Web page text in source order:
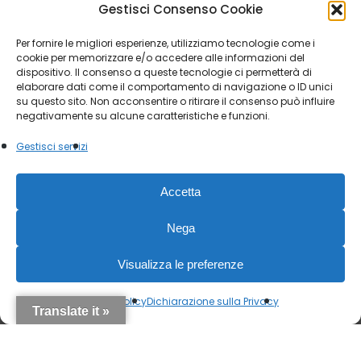
Gestisci Consenso Cookie
Per fornire le migliori esperienze, utilizziamo tecnologie come i
cookie per memorizzare e/o accedere alle informazioni del
dispositivo. Il consenso a queste tecnologie ci permetterà di
elaborare dati come il comportamento di navigazione o ID unici
su questo sito. Non acconsentire o ritirare il consenso può influire
negativamente su alcune caratteristiche e funzioni.
Gestisci servizi
Accetta
Nega
Visualizza le preferenze
Cookie PolicyDichiarazione sulla Privacy
Orari:
dal lunedì al sabato, 9.00/13.00 – 15.30/19.30, o
su appuntamento
© 2026 Società Antiquaria. - P.IVA 12151470015 |
instagram
Translate it »